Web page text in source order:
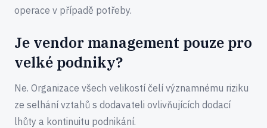
operace v případě potřeby.
Je vendor management pouze pro
velké podniky?
Ne. Organizace všech velikostí čelí významnému riziku
ze selhání vztahů s dodavateli ovlivňujících dodací
lhůty a kontinuitu podnikání.